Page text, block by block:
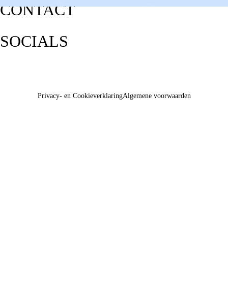
CONTACT
SOCIALS
Privacy- en CookieverklaringAlgemene voorwaarden